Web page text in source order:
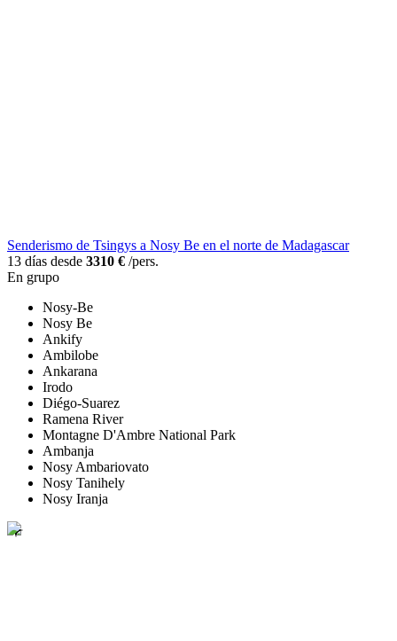
Senderismo de Tsingys a Nosy Be en el norte de Madagascar
13 días desde 3310 € /pers.
En grupo
Nosy-Be
Nosy Be
Ankify
Ambilobe
Ankarana
Irodo
Diégo-Suarez
Ramena River
Montagne D'Ambre National Park
Ambanja
Nosy Ambariovato
Nosy Tanihely
Nosy Iranja